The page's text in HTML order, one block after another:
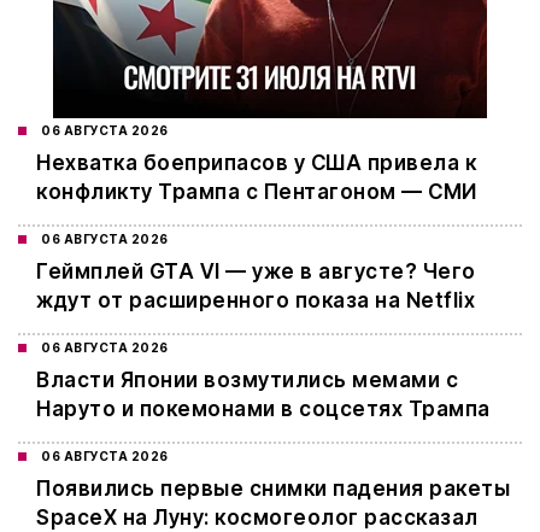
06 АВГУСТА 2026
Нехватка боеприпасов у США привела к
конфликту Трампа с Пентагоном — СМИ
06 АВГУСТА 2026
Геймплей GTA VI — уже в августе? Чего
ждут от расширенного показа на Netflix
06 АВГУСТА 2026
Власти Японии возмутились мемами с
Наруто и покемонами в соцсетях Трампа
06 АВГУСТА 2026
Появились первые снимки падения ракеты
SpaceX на Луну: космогеолог рассказал